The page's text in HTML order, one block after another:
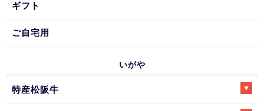
ギフト
ご自宅用
いがや
特産松阪牛